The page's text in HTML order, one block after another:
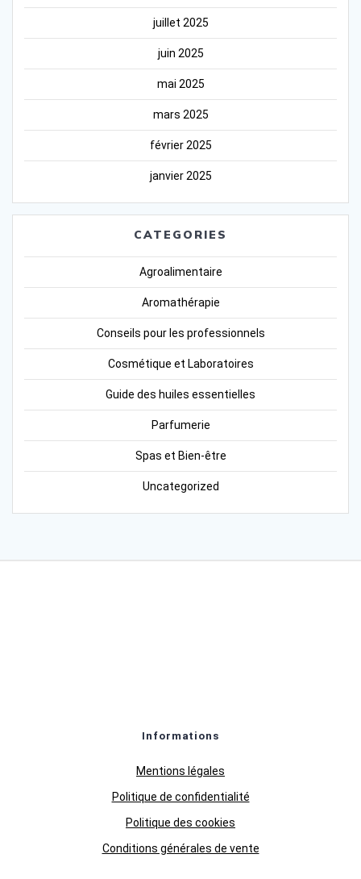
juillet 2025
juin 2025
mai 2025
mars 2025
février 2025
janvier 2025
CATEGORIES
Agroalimentaire
Aromathérapie
Conseils pour les professionnels
Cosmétique et Laboratoires
Guide des huiles essentielles
Parfumerie
Spas et Bien-être
Uncategorized
Informations
Mentions légales
Politique de confidentialité
Politique des cookies
Conditions générales de vente